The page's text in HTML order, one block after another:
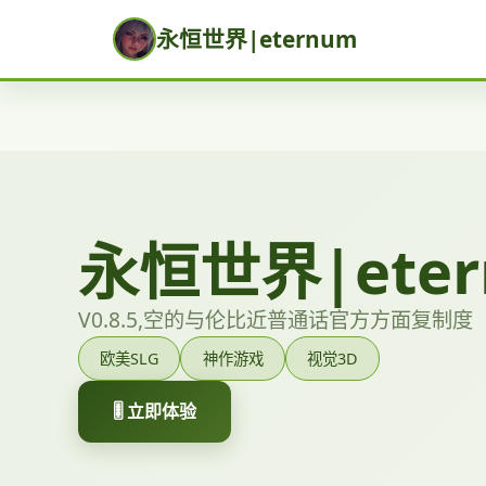
永恒世界|eternum
永恒世界
V0.8.5,空的与伦比近普通话官方方面复制度
欧美SLG 神作游戏 视觉3D
🎚️ 立即体验